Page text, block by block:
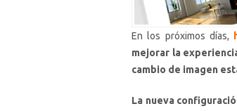
En los próximos días,
mejorar la
cambio de imagen
La nueva